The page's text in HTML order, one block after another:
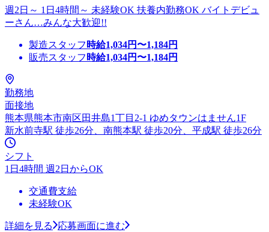
週2日～ 1日4時間～ 未経験OK 扶養内勤務OK バイトデビュ
ーさん…みんな大歓迎!!
製造スタッフ 時給1,034円〜1,184円
販売スタッフ 時給1,034円〜1,184円
勤務地
面接地
熊本県熊本市南区田井島1丁目2-1 ゆめタウンはません1F
新水前寺駅 徒歩26分、南熊本駅 徒歩20分、平成駅 徒歩26分
シフト
1日4時間 週2日からOK
交通費支給
未経験OK
詳細を見る
応募画面に進む